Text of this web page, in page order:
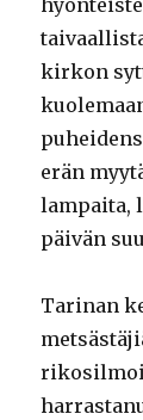
kirkon
erän
lampaita,
päivän
Tarinan